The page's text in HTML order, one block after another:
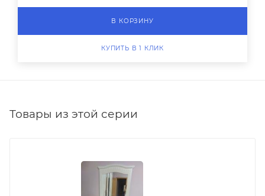
В КОРЗИНУ
КУПИТЬ В 1 КЛИК
Товары из этой серии